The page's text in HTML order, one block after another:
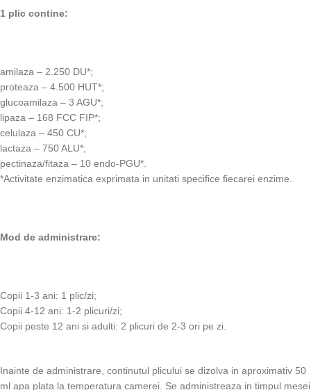
1 plic contine:
amilaza – 2.250 DU*;
proteaza – 4.500 HUT*;
glucoamilaza – 3 AGU*;
lipaza – 168 FCC FIP*;
celulaza – 450 CU*;
lactaza – 750 ALU*;
pectinaza/fitaza – 10 endo-PGU*.
*Activitate enzimatica exprimata in unitati specifice fiecarei enzime.
Mod de administrare:
Copii 1-3 ani: 1 plic/zi;
Copii 4-12 ani: 1-2 plicuri/zi;
Copii peste 12 ani si adulti: 2 plicuri de 2-3 ori pe zi.
Inainte de administrare, continutul plicului se dizolva in aproximativ 50
ml apa plata la temperatura camerei. Se administreaza in timpul mesei